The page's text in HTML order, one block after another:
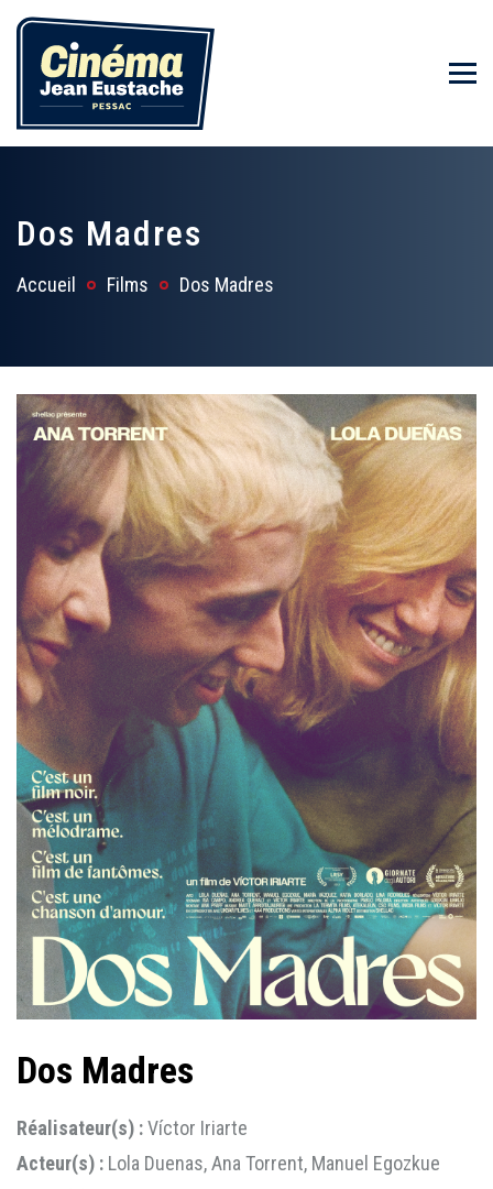
Dos Madres
Accueil Films Dos Madres
Dos Madres
Réalisateur(s) :Víctor Iriarte
Acteur(s) : Lola Duenas, Ana Torrent, Manuel Egozkue